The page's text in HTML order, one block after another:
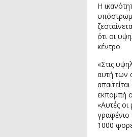
Η
ότι οι
κέντρο.
«Στις
αυτή των
εκπομπή
«Αυτές
γραφένιο
1000